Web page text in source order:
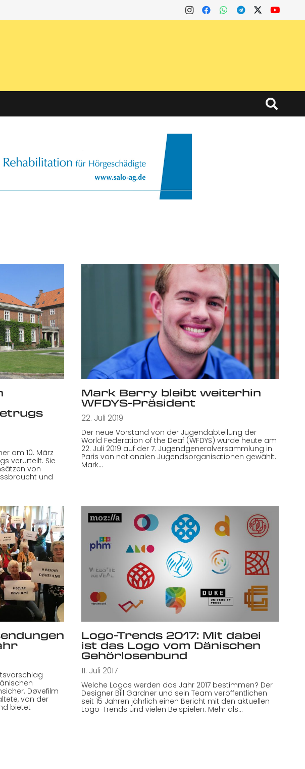
am 10. März
verurteilt. Sie
von
und
Mark Berry bleibt weiterhin
WFDYS-Präsident
22. Juli 2019
Der neue Vorstand von der Jugendabteilung der
World Federation of the Deaf (WFDYS) wurde heute am
22. Juli 2019 auf der 7. Jugendgeneralversammlung in
Paris von nationalen Jugendsorganisationen gewählt.
Mark…
Døvefilm
von der
bietet
Logo-Trends 2017: Mit dabei
ist das Logo vom Dänischen
Gehörlosenbund
11. Juli 2017
Welche Logos werden das Jahr 2017 bestimmen? Der
Designer Bill Gardner und sein Team veröffentlichen
seit 15 Jahren jährlich einen Bericht mit den aktuellen
Logo-Trends und vielen Beispielen. Mehr als…